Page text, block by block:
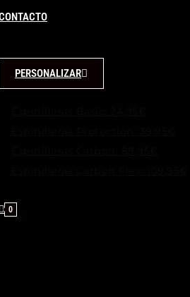
PERSONALIZAR
0